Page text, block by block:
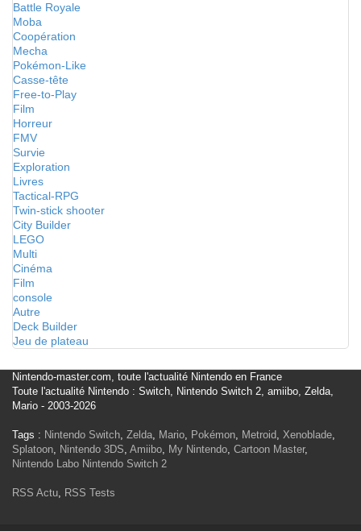
Battle Royale
Moba
Coopération
Mecha
Pokémon-Like
Casse-tête
Free-to-Play
Film
Horreur
FMV
Survie
Exploration
Livres
Tactical-RPG
Twin-stick shooter
City Builder
LEGO
Multi
Cinéma
Film
console
Autre
Deck Builder
Jeu de plateau
Nintendo-master.com, toute l'actualité Nintendo en France
Toute l'actualité Nintendo : Switch, Nintendo Switch 2, amiibo, Zelda,
Mario - 2003-2026
Tags : Nintendo Switch, Zelda, Mario, Pokémon, Metroid, Xenoblade,
Splatoon, Nintendo 3DS, Amiibo, My Nintendo, Cartoon Master,
Nintendo Labo Nintendo Switch 2
RSS Actu, RSS Tests